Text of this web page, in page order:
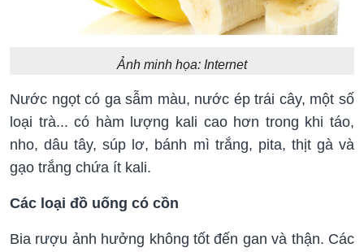
Ảnh minh họa: Internet
Nước ngọt có ga sẫm màu, nước ép trái cây, một số
loại trà... có hàm lượng kali cao hơn trong khi táo,
nho, dâu tây, súp lơ, bánh mì trắng, pita, thịt gà và
gạo trắng chứa ít kali.
Các loại đồ uống có cồn
Bia rượu ảnh hưởng không tốt đến gan và thận. Các